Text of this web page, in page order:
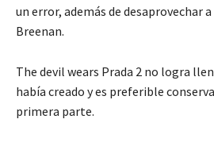
un error, además de desaprovechar
Breenan.
The devil wears Prada 2 no logra
había creado y es preferible
primera parte.